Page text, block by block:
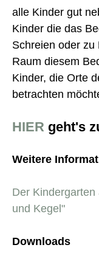
alle Kinder gut
Kinder die das
Schreien oder zu
Raum diesem
Kinder, die Orte
betrachten
HIER geht's
Weitere
Der
und Kegel"
Downloads